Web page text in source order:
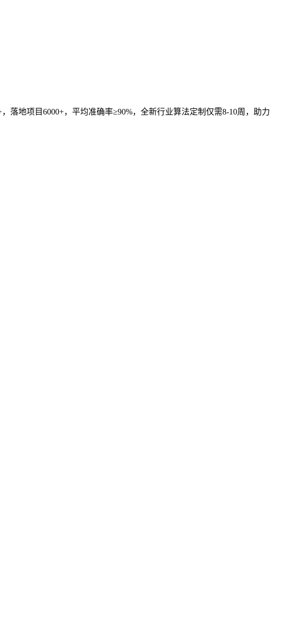
落地项目6000+，平均准确率≥90%，全新行业算法定制仅需8-10周，助力